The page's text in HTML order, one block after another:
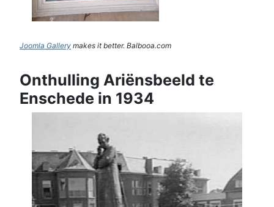
Joomla Gallery makes it better. Balbooa.com
Onthulling Ariënsbeeld te
Enschede in 1934